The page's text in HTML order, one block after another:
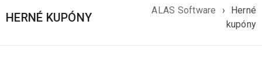
HERNÉ KUPÓNY
ALAS Software ›
Herné
kupóny